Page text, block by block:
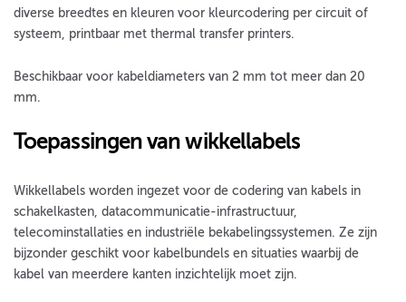
diverse breedtes en kleuren voor kleurcodering per circuit of
systeem, printbaar met thermal transfer printers.
Beschikbaar voor kabeldiameters van 2 mm tot meer dan 20
mm.
Toepassingen van wikkellabels
Wikkellabels worden ingezet voor de codering van kabels in
schakelkasten, datacommunicatie-infrastructuur,
telecominstallaties en industriële bekabelingssystemen. Ze zijn
bijzonder geschikt voor kabelbundels en situaties waarbij de
kabel van meerdere kanten inzichtelijk moet zijn.